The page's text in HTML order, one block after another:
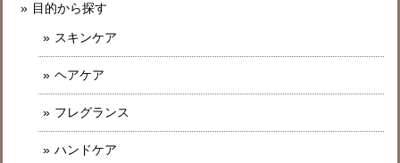
目的から探す
スキンケア
ヘアケア
フレグランス
ハンドケア